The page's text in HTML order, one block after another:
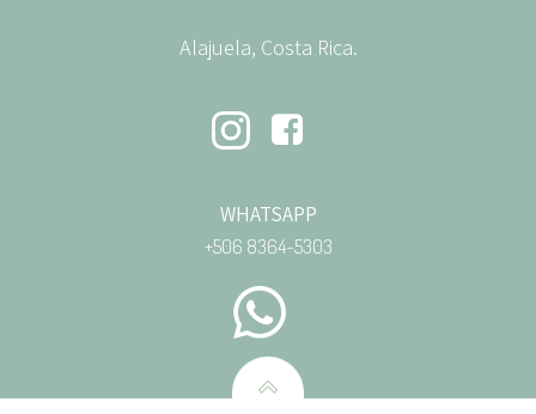
Alajuela, Costa Rica.
WHATSAPP
+506 8364-5303